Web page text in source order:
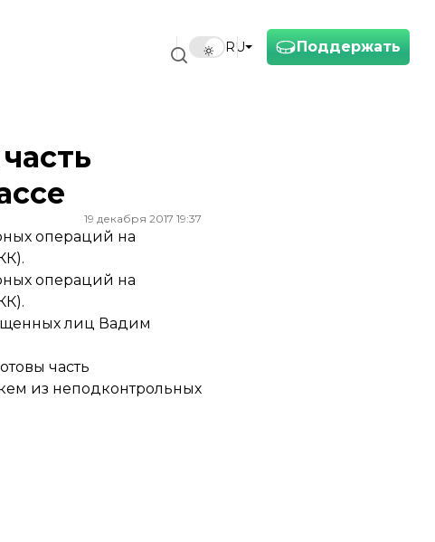
Поддержать
RU
19 декабря 2017 19:37
операций на
операций на
лиц Вадим
часть
из неподконтрольных